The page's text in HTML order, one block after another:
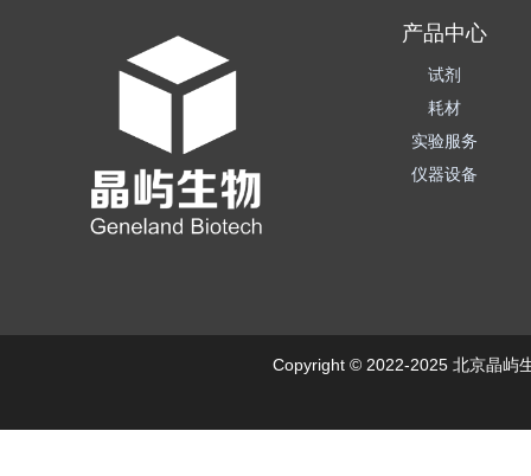
产品中心
试剂
耗材
实验服务
仪器设备
Copyright © 2022-2025 北京晶屿